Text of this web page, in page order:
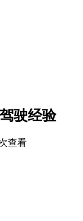
驶经验
查看